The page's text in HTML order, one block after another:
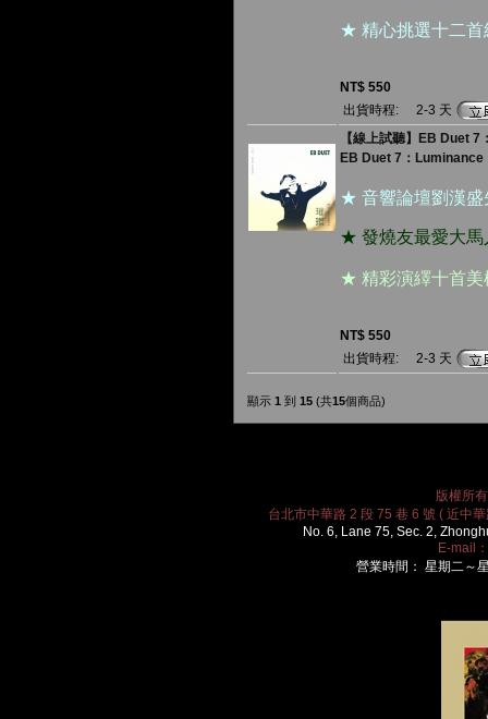
★ 精心挑選十二首
NT$ 550
出貨時程:
2-3 天
【線上試聽】EB Duet 7
EB Duet 7：Luminance
★ 音響論壇劉漢盛
★ 發燒友最愛大馬
★ 精彩演繹十首美
NT$ 550
出貨時程:
2-3 天
顯示 1 到 15 (共15個商品)
版權所
台北市中華路 2 段 75 巷 6 號 ( 近中
No. 6, Lane 75, Sec. 2,
E-mail：
營業時間： 星期二～